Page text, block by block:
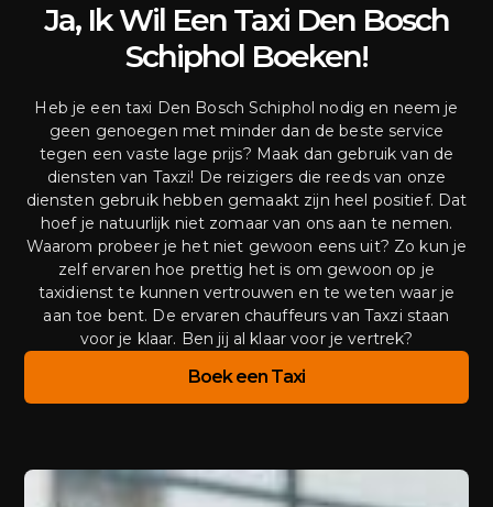
Ja, Ik Wil Een Taxi Den Bosch
Schiphol Boeken!
Heb je een taxi Den Bosch Schiphol nodig en neem je
geen genoegen met minder dan de beste service
tegen een vaste lage prijs? Maak dan gebruik van de
diensten van Taxzi! De reizigers die reeds van onze
diensten gebruik hebben gemaakt zijn heel positief. Dat
hoef je natuurlijk niet zomaar van ons aan te nemen.
Waarom probeer je het niet gewoon eens uit? Zo kun je
zelf ervaren hoe prettig het is om gewoon op je
taxidienst te kunnen vertrouwen en te weten waar je
aan toe bent. De ervaren chauffeurs van Taxzi staan
voor je klaar. Ben jij al klaar voor je vertrek?
Boek een Taxi